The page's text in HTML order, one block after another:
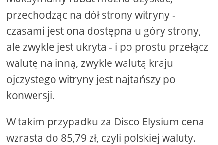
przechodząc na dół strony witryny -
czasami jest ona dostępna u góry strony,
ale zwykle jest ukryta - i po prostu przełącz
walutę na inną, zwykle walutą kraju
ojczystego witryny jest najtańszy po
konwersji.
W takim przypadku za Disco Elysium cena
wzrasta do 85,79 zł, czyli polskiej waluty.